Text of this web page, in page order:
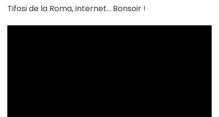
Tifosi de la Roma, internet… Bonsoir !